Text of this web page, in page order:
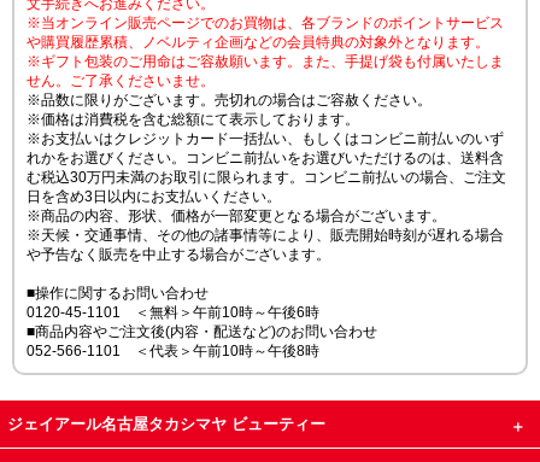
文手続きへお進みください。
※当オンライン販売ページでのお買物は、各ブランドのポイントサービス
や購買履歴累積、ノベルティ企画などの会員特典の対象外となります。
※ギフト包装のご用命はご容赦願います。また、手提げ袋も付属いたしま
せん。ご了承くださいませ。
※品数に限りがございます。売切れの場合はご容赦ください。
※価格は消費税を含む総額にて表示しております。
※お支払いはクレジットカード一括払い、もしくはコンビニ前払いのいず
れかをお選びください。コンビニ前払いをお選びいただけるのは、送料含
む税込30万円未満のお取引に限られます。コンビニ前払いの場合、ご注文
日を含め3日以内にお支払いください。
※商品の内容、形状、価格が一部変更となる場合がございます。
※天候・交通事情、その他の諸事情等により、販売開始時刻が遅れる場合
や予告なく販売を中止する場合がございます。
■操作に関するお問い合わせ
0120-45-1101 ＜無料＞午前10時～午後6時
■商品内容やご注文後(内容・配送など)のお問い合わせ
052-566-1101 ＜代表＞午前10時～午後8時
ジェイアール名古屋タカシマヤ ビューティー